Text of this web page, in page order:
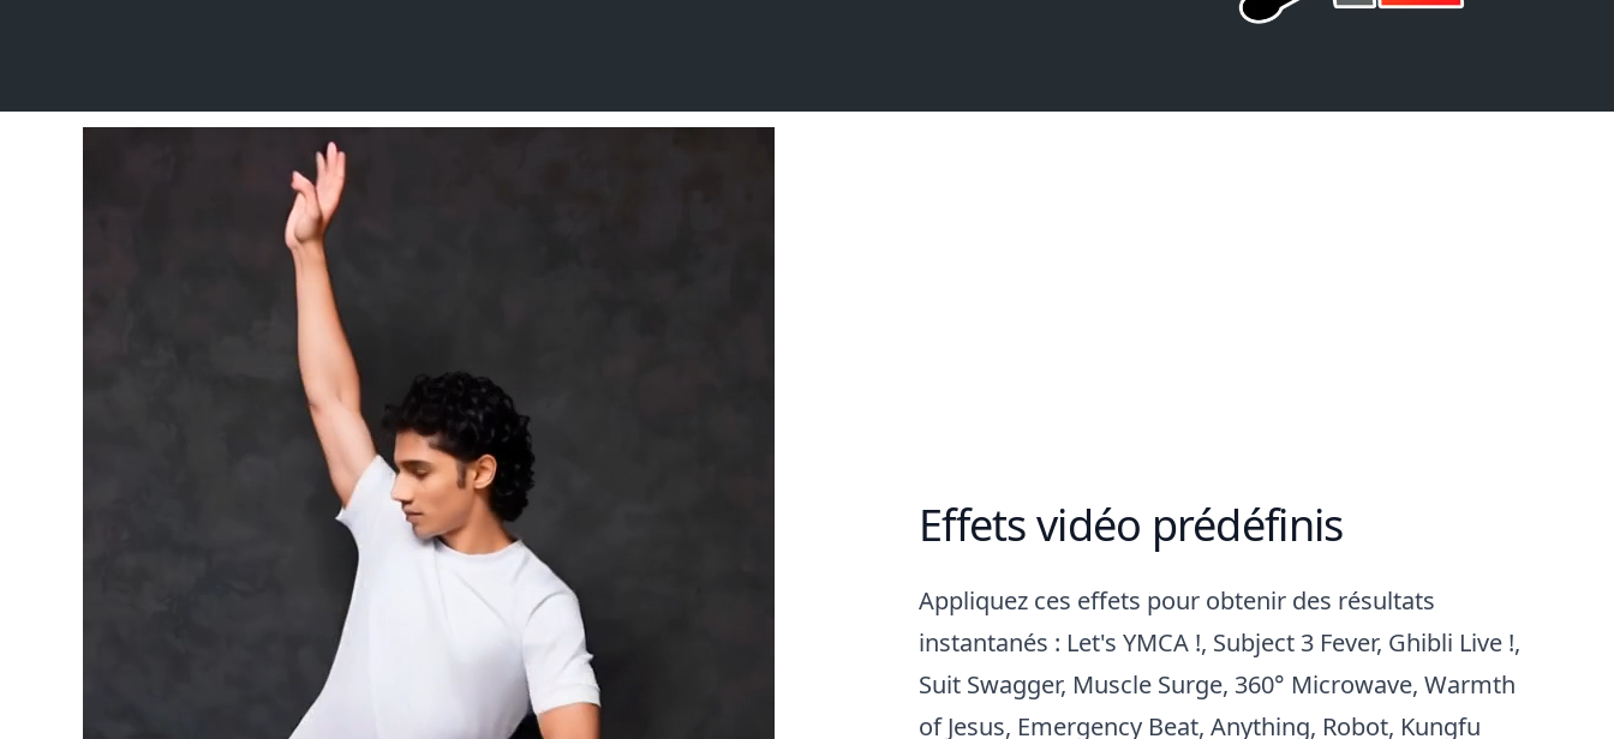
Effets vidéo prédéfinis
Appliquez ces effets pour obtenir des résultats
instantanés : Let's YMCA !, Subject 3 Fever, Ghibli Live !,
Suit Swagger, Muscle Surge, 360° Microwave, Warmth
of Jesus, Emergency Beat, Anything, Robot, Kungfu